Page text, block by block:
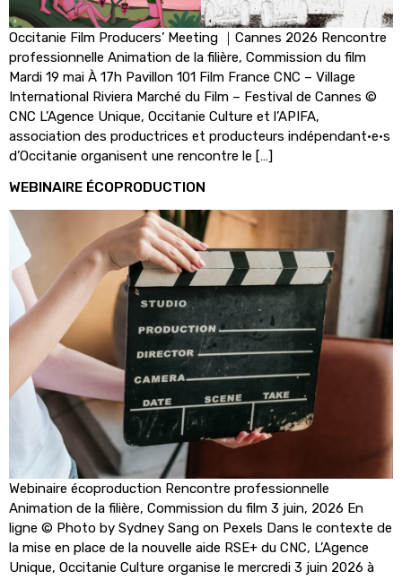
Occitanie Film Producers’ Meeting ｜Cannes 2026 Rencontre
professionnelle Animation de la filière, Commission du film
Mardi 19 mai À 17h Pavillon 101 Film France CNC – Village
International Riviera Marché du Film – Festival de Cannes ©
CNC L’Agence Unique, Occitanie Culture et l’APIFA,
association des productrices et producteurs indépendant·e·s
d’Occitanie organisent une rencontre le […]
WEBINAIRE ÉCOPRODUCTION
Webinaire écoproduction Rencontre professionnelle
Animation de la filière, Commission du film 3 juin, 2026 En
ligne © Photo by Sydney Sang on Pexels Dans le contexte de
la mise en place de la nouvelle aide RSE+ du CNC, L’Agence
Unique, Occitanie Culture organise le mercredi 3 juin 2026 à